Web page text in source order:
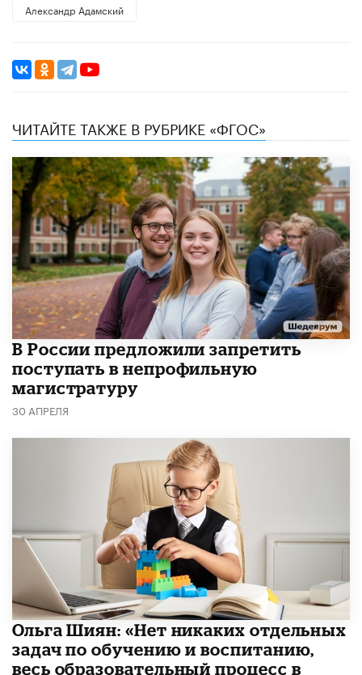
Александр Адамский
ЧИТАЙТЕ ТАКЖЕ В РУБРИКЕ «ФГОС»
В России предложили запретить
поступать в непрофильную
магистратуру
30 АПРЕЛЯ
Ольга Шиян: «Нет никаких отдельных
задач по обучению и воспитанию,
весь образовательный процесс в